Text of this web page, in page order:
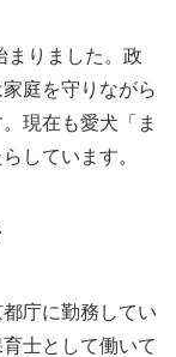
まりました。政
庭を守りながら
現在も愛犬「ま
しています。
庁に勤務してい
士として働いて